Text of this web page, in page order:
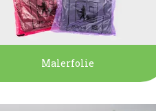
Malerfolie